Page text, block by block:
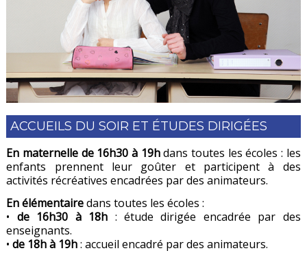
ACCUEILS DU SOIR ET ÉTUDES DIRIGÉES
En maternelle de 16h30 à 19hdans toutes les écoles : les
enfants prennent leur goûter et participent à des
activités récréatives encadrées par des animateurs.
En élémentairedans toutes les écoles :
• de 16h30 à 18h : étude dirigée encadrée par des
enseignants.
•de 18h à 19h: accueil encadré par des animateurs.